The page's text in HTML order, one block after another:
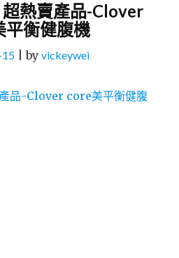
超熱賣產品-Clover
平衡健腹機
|by vickeywei